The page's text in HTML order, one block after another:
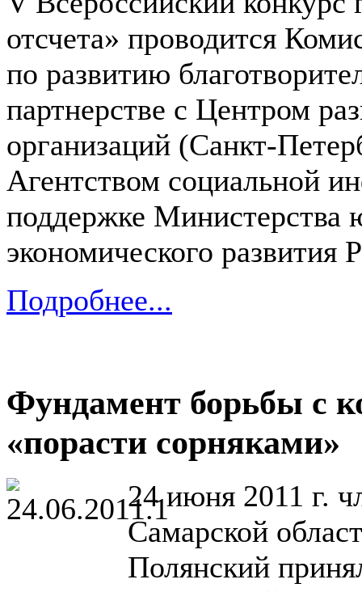
отсчета» проводится
по развитию
партнерстве с Центром
организаций (Санкт-
Агентством социальной
поддержке Министерства
экономического развития
Подробнее...
Фундамент борьбы с
«порасти сорняками»
24 июня 2011 г.
Самарской
Полянский